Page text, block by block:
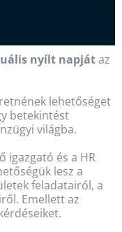
nyílt napjátaz
lehetőséget
betekintést
világba.
igazgató és a HR
lesz a
feladatairól, a
Emellett az